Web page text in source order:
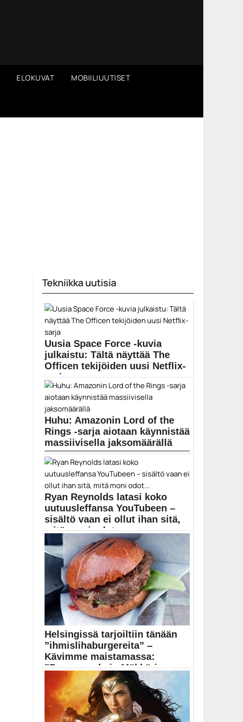
ELOKUVAT MOBIILIUUTISET
Tekniikka uutisia
Uusia Space Force -kuvia
julkaistu: Tältä näyttää The
Officen tekijöiden uusi Netflix-
sarja
Space Force julkaistaan Netflixissä 29. toukokuuta.
Elokuvat
Huhu: Amazonin Lord of the
Rings -sarja aiotaan käynnistää
massiivisella jaksomäärällä
Miljardibudjetilla tehtävä Lord of the Rings -sarja
nähdään...
Amazon
Ryan Reynolds latasi koko
uutuusleffansa YouTubeen –
sisältö vaan ei ollut ihan sitä,
mitä moni odot...
Ryan Reynolds jatkaa tuttua vitsailuaan myös
Detective Pikachu...
Detective Pikachu
Helsingissä tarjoiltiin tänään
”ihmislihaburgereita” –
Kävimme maistamassa:
”Parempaa kuin Mäkkäriss...
Suomalaismediat uutisoivat syys-lokakuun vaihteessa
laajalti Helsingissä pian avattavasta...
Elokuva-artikkelit